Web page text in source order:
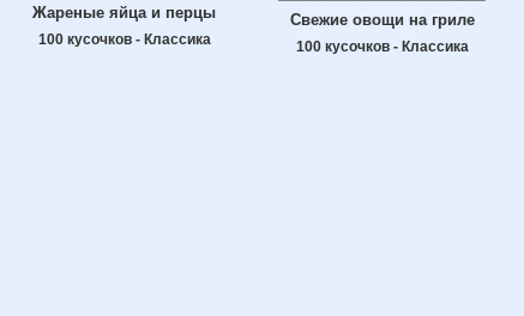
Жареные яйца и перцы
100 кусочков - Классика
Свежие овощи на гриле
100 кусочков - Классика